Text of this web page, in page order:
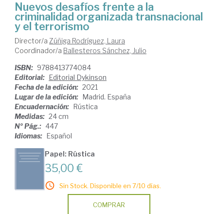
Nuevos desafíos frente a la
criminalidad organizada transnacional
y el terrorismo
Director/a Zúñiga Rodríguez, Laura
Coordinador/a Ballesteros Sánchez, Julio
ISBN: 9788413774084
Editorial: Editorial Dykinson
Fecha de la edición: 2021
Lugar de la edición: Madrid. España
Encuadernación: Rústica
Medidas: 24 cm
Nº Pág.: 447
Idiomas: Español
Papel: Rústica
35,00 €
Sin Stock. Disponible en 7/10 días.
COMPRAR